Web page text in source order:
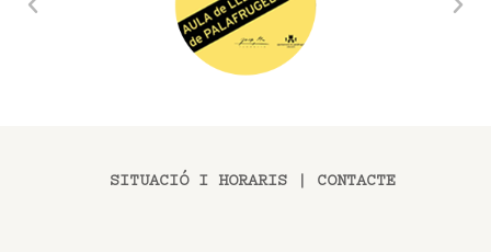
SITUACIÓ I HORARIS CONTACTE